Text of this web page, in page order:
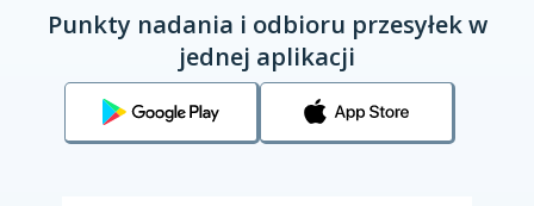
Punkty nadania i odbioru przesyłek w
jednej aplikacji